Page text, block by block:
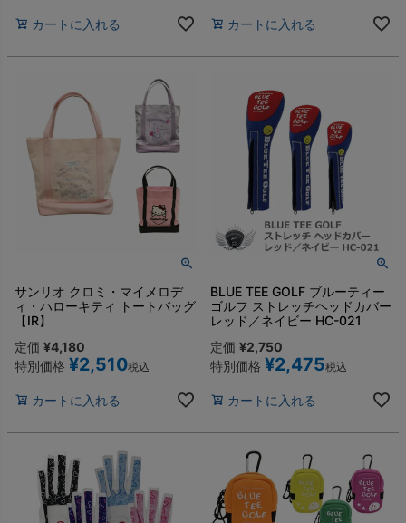
カートに入れる カートに入れる
サンリオ クロミ・マイメロデ
ィ・ハローキティ トートバッグ
【IR】
定価 ¥4,180
特別価格 ¥2,510税込
カートに入れる
BLUE TEE GOLF ブルーティー
ゴルフ ストレッチヘッドカバー
レッド／ネイビー HC-021
定価 ¥2,750
特別価格 ¥2,475税込
カートに入れる